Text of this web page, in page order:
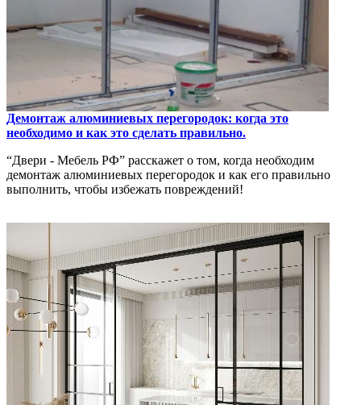
Демонтаж алюминиевых перегородок: когда это
необходимо и как это сделать правильно.
“Двери - Мебель РФ” расскажет о том, когда необходим
демонтаж алюминиевых перегородок и как его правильно
выполнить, чтобы избежать повреждений!